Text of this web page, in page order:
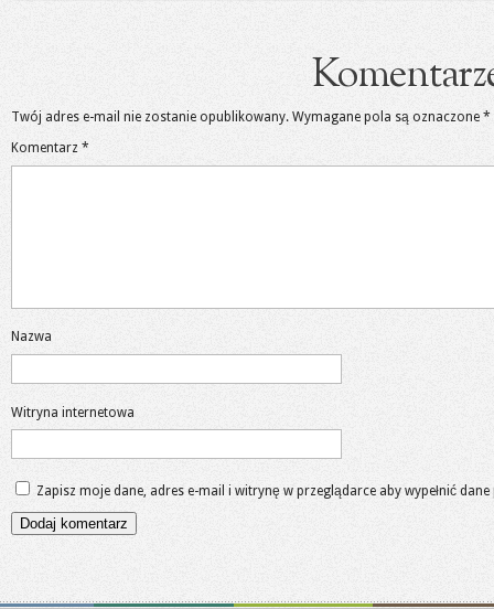
Twój adres e-mail nie zostanie opublikowany. Wymagane pola są oznaczone *
Komentarz *
Nazwa
Witryna internetowa
Zapisz moje dane, adres e-mail i witrynę w przeglądarce aby wypełnić